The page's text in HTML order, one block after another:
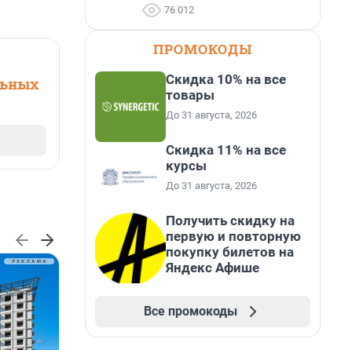
76 012
ПРОМОКОДЫ
Скидка 10% на все
товары
До 31 августа, 2026
Скидка 11% на все
курсы
До 31 августа, 2026
Получить скидку на
первую и повторную
покупку билетов на
Яндекс Афише
Все промокоды